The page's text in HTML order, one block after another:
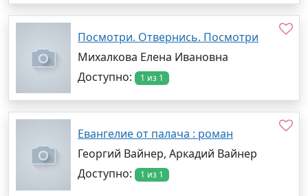
Посмотри. Отвернись. Посмотри
Михалкова Елена Ивановна
Доступно:
1 из 1
Евангелие от палача : роман
Георгий Вайнер, Аркадий Вайнер
Доступно:
1 из 1